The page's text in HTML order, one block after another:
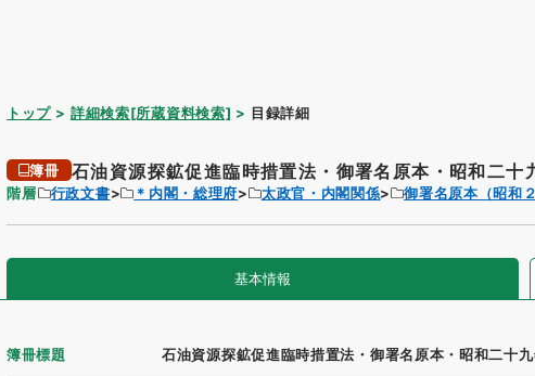
トップ 詳細検索[所蔵資料検索] 目録詳細
簿冊 石油資源探鉱促進臨時措置法・御署名原本・昭和二十
階層 行政文書 ＊内閣・総理府 太政官・内閣関係 御署名原本（昭和
基本情報
簿冊標題 石油資源探鉱促進臨時措置法・御署名原本・昭和二十